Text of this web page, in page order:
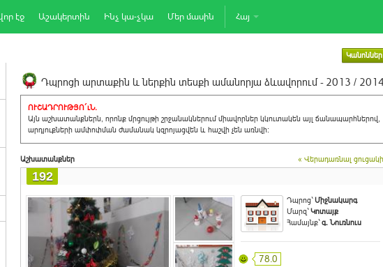
էջ Աշակերտին Ինչ կա-չկա Մեր մասին Հայ
Կանոններ
Դպրոցի արտաքին և ներքին տեսքի ամանորյա ձևավորում - 2013 / 2014
ՈՒՇԱԴՐՈՒԹՅՈ´ւՆ.
Այն աշխատանքներն, որոնք մրցույթի շրջանակներում միավորներ կկուտակեն այլ ճանապարհներով,
արդյուքների ամփոփման ժամանակ կզրոյացվեն և հաշվի չեն առնվի:
Աշխատանքներ « Վերադառնալ
192
Դպրոց`Միջնակարգ
Մարզ`Կոտայք
Համայնք`գ. Նուռնուս
78.0